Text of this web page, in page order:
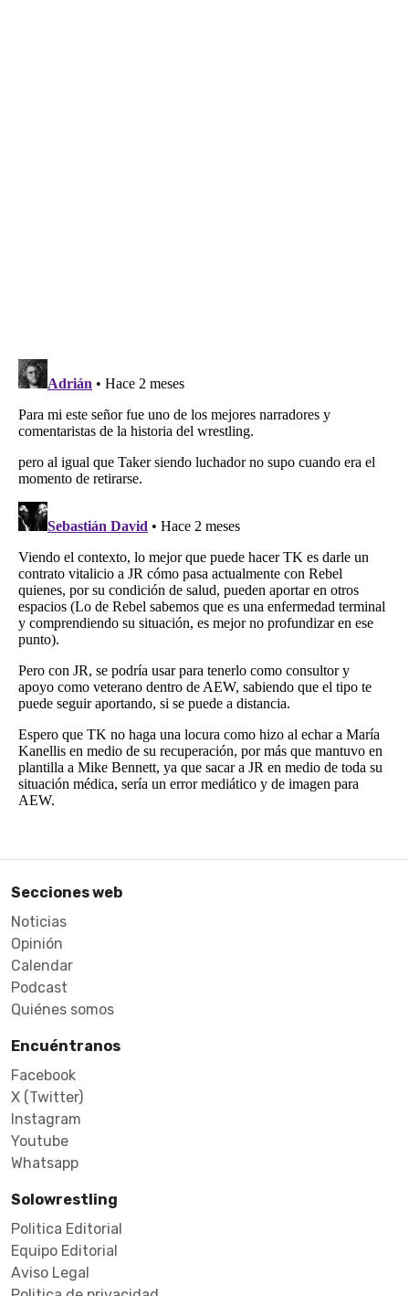
Secciones web
Noticias
Opinión
Calendar
Podcast
Quiénes somos
Encuéntranos
Facebook
X (Twitter)
Instagram
Youtube
Whatsapp
Solowrestling
Politica Editorial
Equipo Editorial
Aviso Legal